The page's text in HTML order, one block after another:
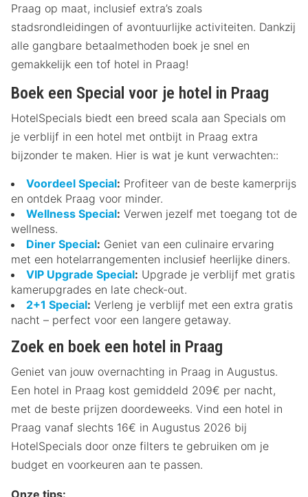
Praag op maat, inclusief extra’s zoals
stadsrondleidingen of avontuurlijke activiteiten. Dankzij
alle gangbare betaalmethoden boek je snel en
gemakkelijk een tof hotel in Praag!
Boek een Special voor je hotel in Praag
HotelSpecials biedt een breed scala aan Specials om
je verblijf in een hotel met ontbijt in Praag extra
bijzonder te maken. Hier is wat je kunt verwachten::
Voordeel Special: Profiteer van de beste kamerprijs
en ontdek Praag voor minder.
Wellness Special: Verwen jezelf met toegang tot de
wellness.
Diner Special: Geniet van een culinaire ervaring
met een hotelarrangementen inclusief heerlijke diners.
VIP Upgrade Special: Upgrade je verblijf met gratis
kamerupgrades en late check-out.
2+1 Special: Verleng je verblijf met een extra gratis
nacht – perfect voor een langere getaway.
Zoek en boek een hotel in Praag
Geniet van jouw overnachting in Praag in Augustus.
Een hotel in Praag kost gemiddeld 209€ per nacht,
met de beste prijzen doordeweeks. Vind een hotel in
Praag vanaf slechts 16€ in Augustus 2026 bij
HotelSpecials door onze filters te gebruiken om je
budget en voorkeuren aan te passen.
Onze tips: